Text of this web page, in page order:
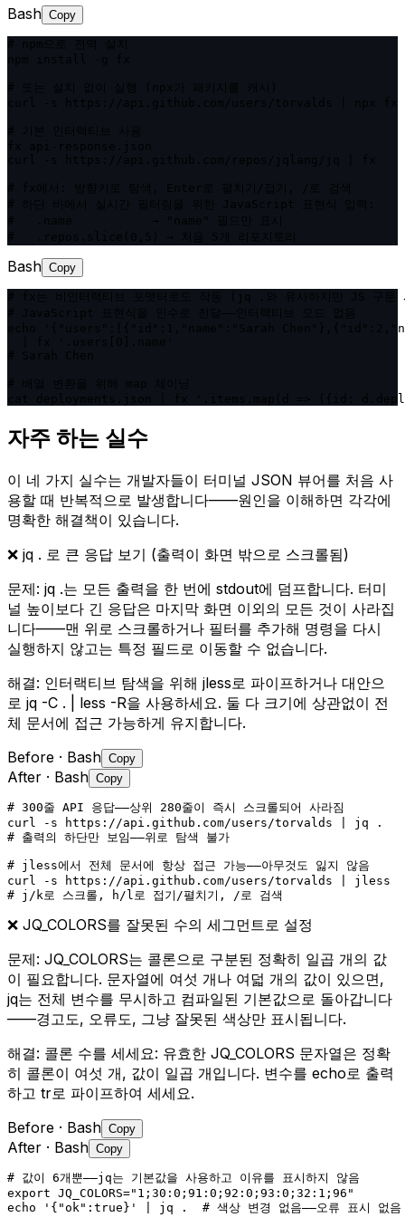
Bash Copy
Bash Copy
# fx는 비인터랙티브 포맷터로도 작동 (jq .와 유사하지만 JS 구문
echo '{"users":[{"id":1,"name":"Sarah
cat deployments.json | fx '.items.map(d => ({id:
자주 하는 실수
이 네 가지 실수는 개발자들이 터미널 JSON 뷰어를 처음 사
용할 때 반복적으로 발생합니다——원인을 이해하면 각각에
명확한 해결책이 있습니다.
❌ jq . 로 큰 응답 보기 (출력이 화면 밖으로 스크롤됨)
문제: jq .는 모든 출력을 한 번에 stdout에 덤프합니다. 터미
널 높이보다 긴 응답은 마지막 화면 이외의 모든 것이 사라집
니다——맨 위로 스크롤하거나 필터를 추가해 명령을 다시
실행하지 않고는 특정 필드로 이동할 수 없습니다.
해결: 인터랙티브 탐색을 위해 jless로 파이프하거나 대안으
로 jq -C . | less -R을 사용하세요. 둘 다 크기에 상관없이 전
체 문서에 접근 가능하게 유지합니다.
Before · Bash Copy
After · Bash Copy
# 300줄 API 응답——상위 280줄이 즉시 스크롤되어 사라짐
curl -s https://api.github.com/users/torvalds | jq .
# 출력의 하단만 보임——위로 탐색 불가
# jless에서 전체 문서에 항상 접근 가능——아무것도 잃지 않음
curl -s https://api.github.com/users/torvalds | jless
# j/k로 스크롤, h/l로 접기/펼치기, /로 검색
❌ JQ_COLORS를 잘못된 수의 세그먼트로 설정
문제: JQ_COLORS는 콜론으로 구분된 정확히 일곱 개의 값
이 필요합니다. 문자열에 여섯 개나 여덟 개의 값이 있으면,
jq는 전체 변수를 무시하고 컴파일된 기본값으로 돌아갑니다
——경고도, 오류도, 그냥 잘못된 색상만 표시됩니다.
해결: 콜론 수를 세세요: 유효한 JQ_COLORS 문자열은 정확
히 콜론이 여섯 개, 값이 일곱 개입니다. 변수를 echo로 출력
하고 tr로 파이프하여 세세요.
Before · Bash Copy
After · Bash Copy
# 값이 6개뿐——jq는 기본값을 사용하고 이유를 표시하지 않음
export JQ_COLORS="1;30:0;91:0;92:0;93:0;32:1;96"
echo '{"ok":true}' | jq .  # 색상 변경 없음——오류 표시 없음